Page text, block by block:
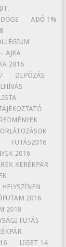
ADÓ 1%
AJKA
2016
DEPÓZÁS
FUTÁS2016
2016
KERÉKPÁR
HELYSZÍNEN
2016
2018
FUTÁS
LIGET 14